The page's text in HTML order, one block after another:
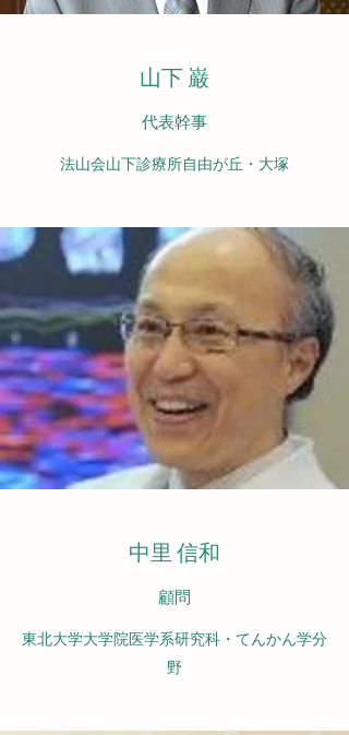
​山下 巌
代表幹事
法山会山下診療所自由が丘・大塚
中里 信和
​顧問
東北大学大学院医学系研究科・てんかん学分
野